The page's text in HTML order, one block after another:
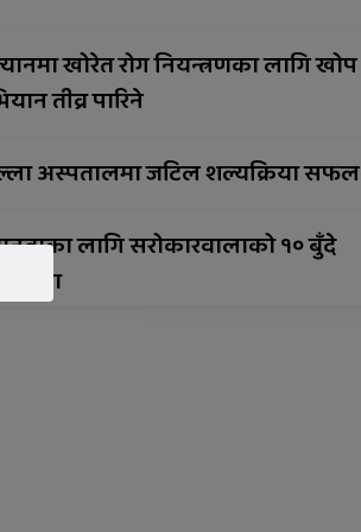
सुर्खेतमा लागुऔषधविरुद्ध
खोरेत रोग नियन्त्रणका लागि खोप
तीव्र पारिने
अस्पतालमा जटिल शल्यक्रिया सफल
लागि सरोकारवालाको १० बुँदे